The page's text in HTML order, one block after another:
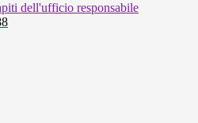
dell'ufficio responsabile